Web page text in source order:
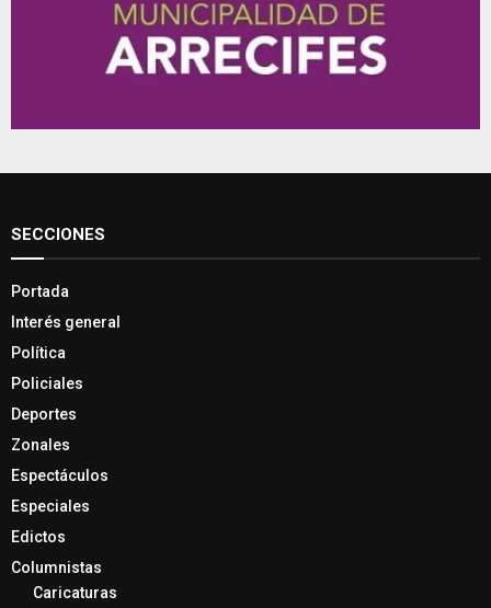
SECCIONES
Portada
Interés general
Política
Policiales
Deportes
Zonales
Espectáculos
Especiales
Edictos
Columnistas
Caricaturas